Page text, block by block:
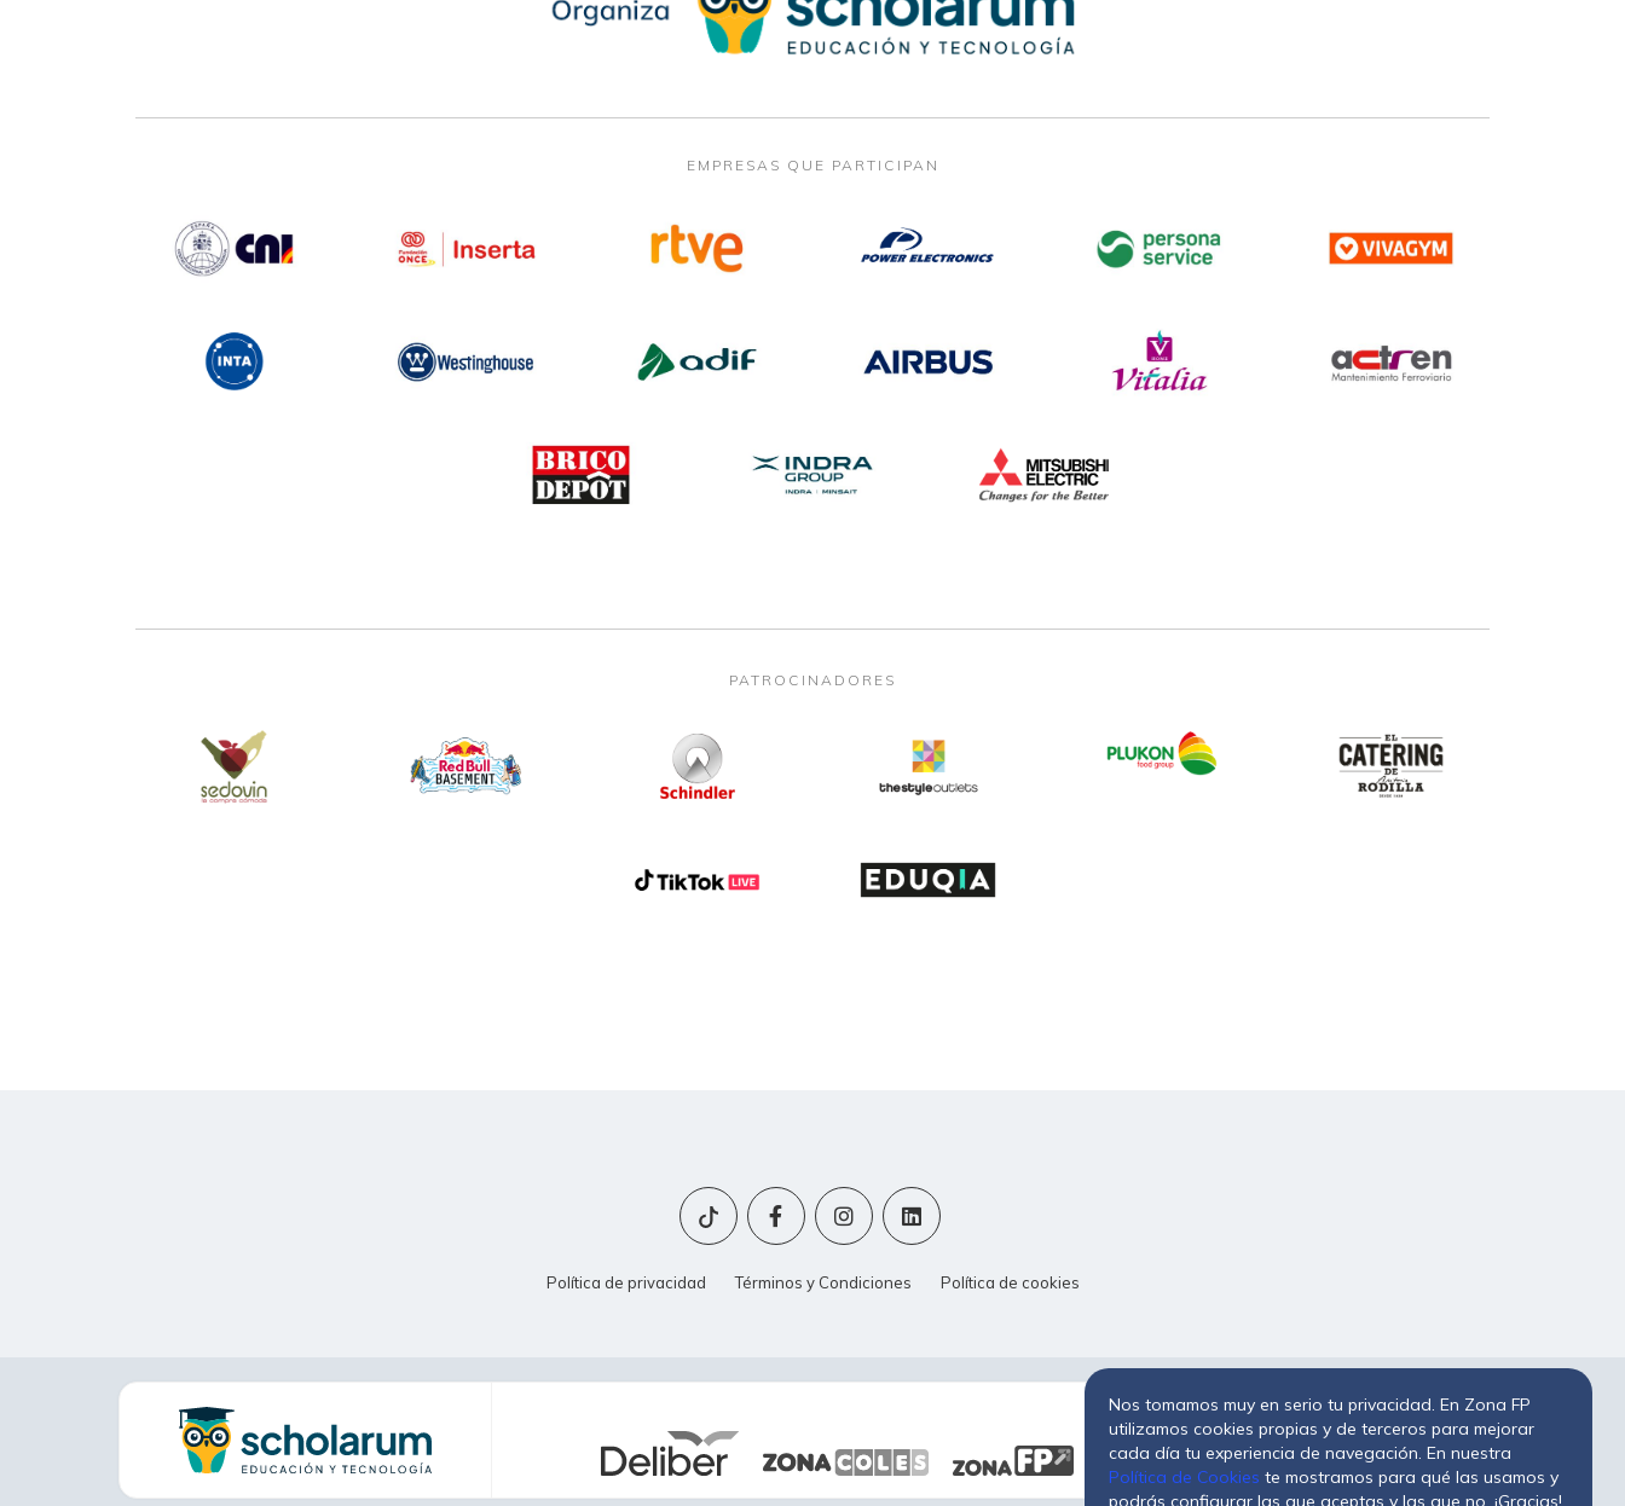
EMPRESAS QUE PARTICIPAN
PATROCINADORES
Política de privacidad Términos y Condiciones Política de cookies
Nos tomamos muy en serio tu privacidad. En Zona FP
utilizamos cookies propias y de terceros para mejorar
cada día tu experiencia de navegación. En nuestra
Política de Cookies te mostramos para qué las usamos y
podrás configurar las que aceptas y las que no. ¡Gracias!